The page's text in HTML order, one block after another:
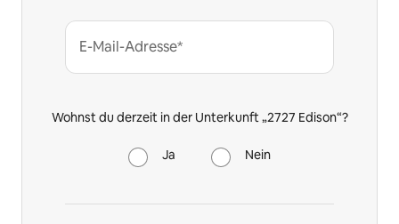
E-Mail-Adresse*
Wohnst du derzeit in der Unterkunft „2727 Edison“?
Ja Nein